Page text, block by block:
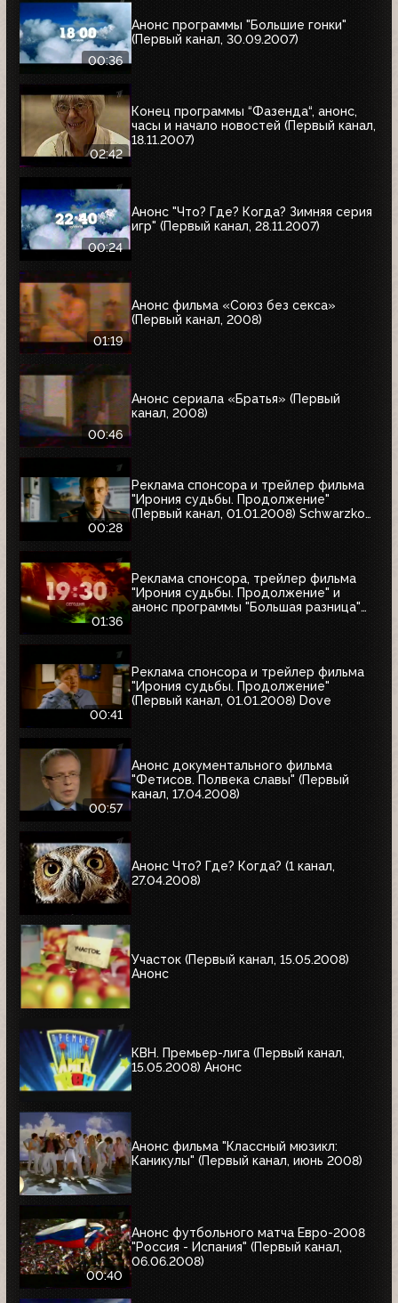
00:36
Анонс программы "Большие гонки"
(Первый канал, 30.09.2007)
02:42
Конец программы “Фазенда“, анонс,
часы и начало новостей (Первый канал,
18.11.2007)
00:24
Анонс "Что? Где? Когда? Зимняя серия
игр" (Первый канал, 28.11.2007)
01:19
Анонс фильма «Союз без секса»
(Первый канал, 2008)
00:46
Анонс сериала «Братья» (Первый
канал, 2008)
00:28
Реклама спонсора и трейлер фильма
"Ирония судьбы. Продолжение"
(Первый канал, 01.01.2008) Schwarzkopf
01:36
Реклама спонсора, трейлер фильма
"Ирония судьбы. Продолжение" и
анонс программы "Большая разница"
00:41
Реклама спонсора и трейлер фильма
"Ирония судьбы. Продолжение"
(Первый канал, 01.01.2008) Dove
00:57
Анонс документального фильма
"Фетисов. Полвека славы" (Первый
канал, 17.04.2008)
Анонс Что? Где? Когда? (1 канал,
27.04.2008)
Участок (Первый канал, 15.05.2008)
Анонс
КВН. Премьер-лига (Первый канал,
15.05.2008) Анонс
Анонс фильма "Классный мюзикл:
Каникулы" (Первый канал, июнь 2008)
00:40
Анонс футбольного матча Евро-2008
"Россия - Испания" (Первый канал,
06.06.2008)